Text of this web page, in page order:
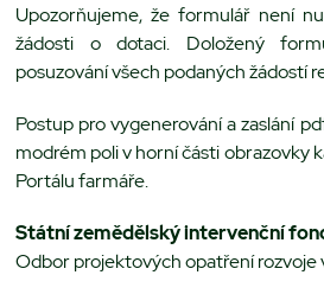
Upozorňujeme, že formulář není
žádosti o dotaci. Doložený
posuzování všech podaných žádostí
Postup pro vygenerování a zaslání
modrém poli v horní části obrazovky
Portálu farmáře.
Státní zemědělský intervenční
Odbor projektových opatření rozvoje